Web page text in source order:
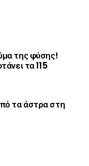
της φύσης!
τα 115
τα άστρα στη